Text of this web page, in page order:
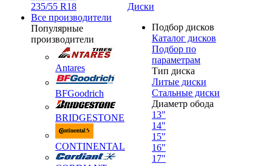
235/55 R18
Все производители
Популярные
производители
Antares
BFGoodrich
BRIDGESTONE
CONTINENTAL
Диски
Подбор дисков
Каталог дисков
Подбор по
параметрам
Тип диска
Литые диски
Стальные диски
Диаметр обода
13"
14"
15"
16"
17"